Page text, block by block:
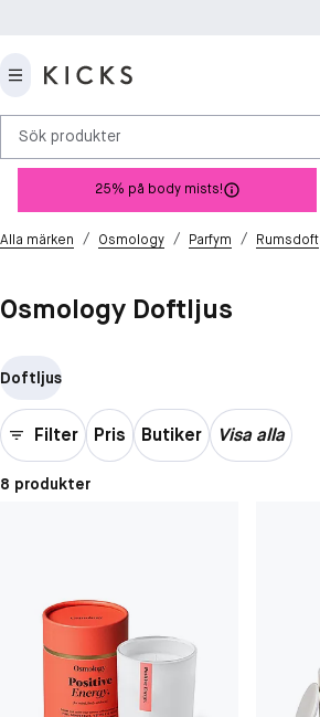
Sök produkter
25% på body mists!
Alla märken / Osmology / Parfym / Rumsdoft
Osmology Doftljus
Doftljus
Filter Pris Butiker Visa alla
8 produkter